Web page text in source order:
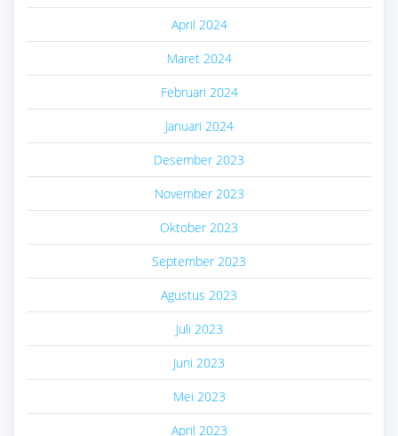
April 2024
Maret 2024
Februari 2024
Januari 2024
Desember 2023
November 2023
Oktober 2023
September 2023
Agustus 2023
Juli 2023
Juni 2023
Mei 2023
April 2023